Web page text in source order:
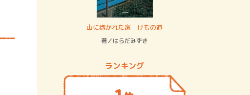
・ザ・システム
・イン…
山に抱かれた家 けもの道
著／はらだみずき
ランキング